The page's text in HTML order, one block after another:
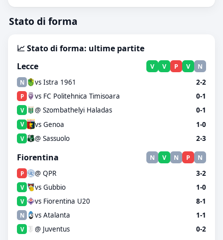
Stato di forma
📈 Stato di forma: ultime partite
Lecce
V V P V N
N vs Istra 1961 2-2
P vs FC Politehnica Timisoara 0-1
V @ Szombathelyi Haladas 0-1
V vs Genoa 1-0
V @ Sassuolo 2-3
Fiorentina N V N P N
P @ QPR 3-2
V vs Gubbio 1-0
V vs Fiorentina U20 8-1
N vs Atalanta 1-1
V @ Juventus 0-2